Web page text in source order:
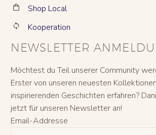

 Shop Local

 Kooperation
NEWSLETTER
Möchtest du Teil unserer Community
Erster von unseren neuesten
inspirierenden Geschichten erfahren?
jetzt für unseren Newsletter an!
Email-Addresse